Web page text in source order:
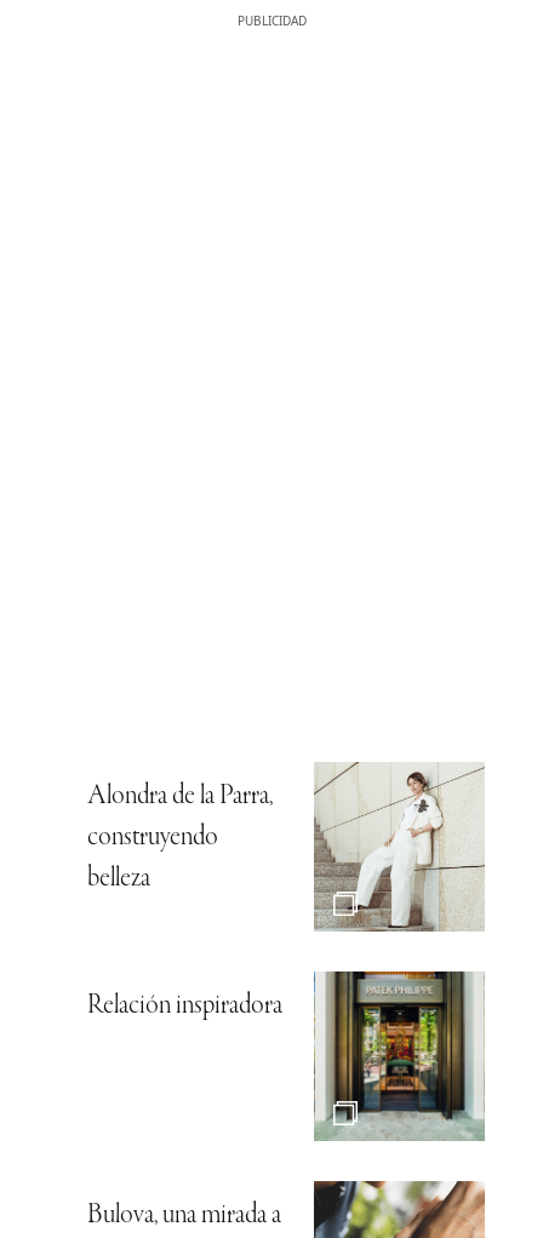
Alondra de la Parra,
construyendo
belleza
Relación inspiradora
Bulova, una mirada a